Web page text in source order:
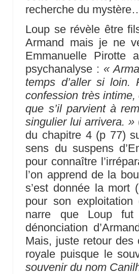
recherche du
Loup se révèle être
Armand mais je ne
Emmanuelle Pirotte
psychanalyse : «
temps d’aller si loin.
confession très
que s’il parvient à
singulier lui arrivera. »
du chapitre 4 (p 77)
sens du suspens
pour connaître
l’on apprend de la
s’est donnée la mort
pour son
narre que Loup fut
dénonciation
Mais, juste retour des
royale puisque le
souvenir du nom